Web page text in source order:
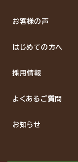
お客様の声
はじめての方へ
採用情報
よくあるご質問
お知らせ